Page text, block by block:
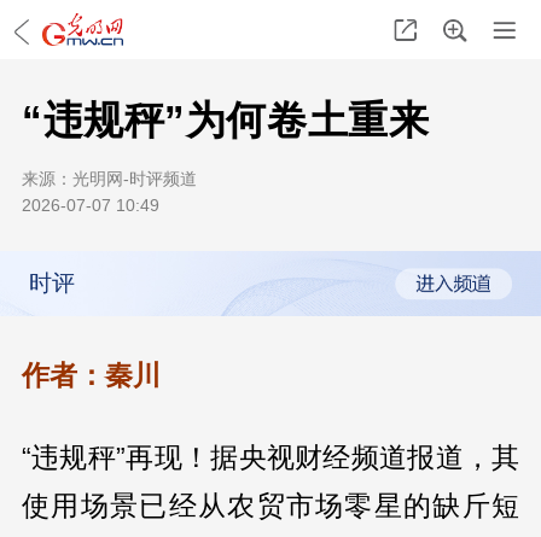
“违规秤”为何卷土重来
来源： 光明网-时评频道
2026-07-07 10:49
时评
作者：秦川
“违规秤”再现！据央视财经频道报道，其
使用场景已经从农贸市场零星的缺斤短